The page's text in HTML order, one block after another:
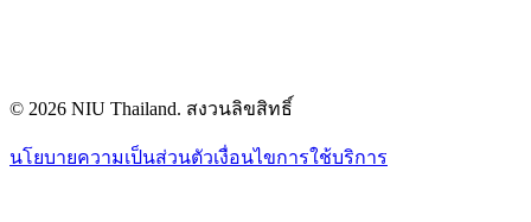
© 2026 NIU Thailand. สงวนลิขสิทธิ์
นโยบายความเป็นส่วนตัวเงื่อนไขการใช้บริการ